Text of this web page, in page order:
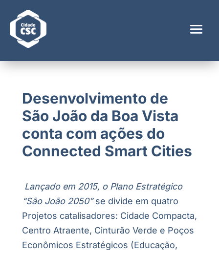
Desenvolvimento de
São João da Boa Vista
conta com ações do
Connected Smart Cities
Lançado em 2015, o Plano Estratégico
“São João 2050”se divide em quatro
Projetos catalisadores: Cidade Compacta,
Centro Atraente, Cinturão Verde e Poços
Econômicos Estratégicos (Educação,